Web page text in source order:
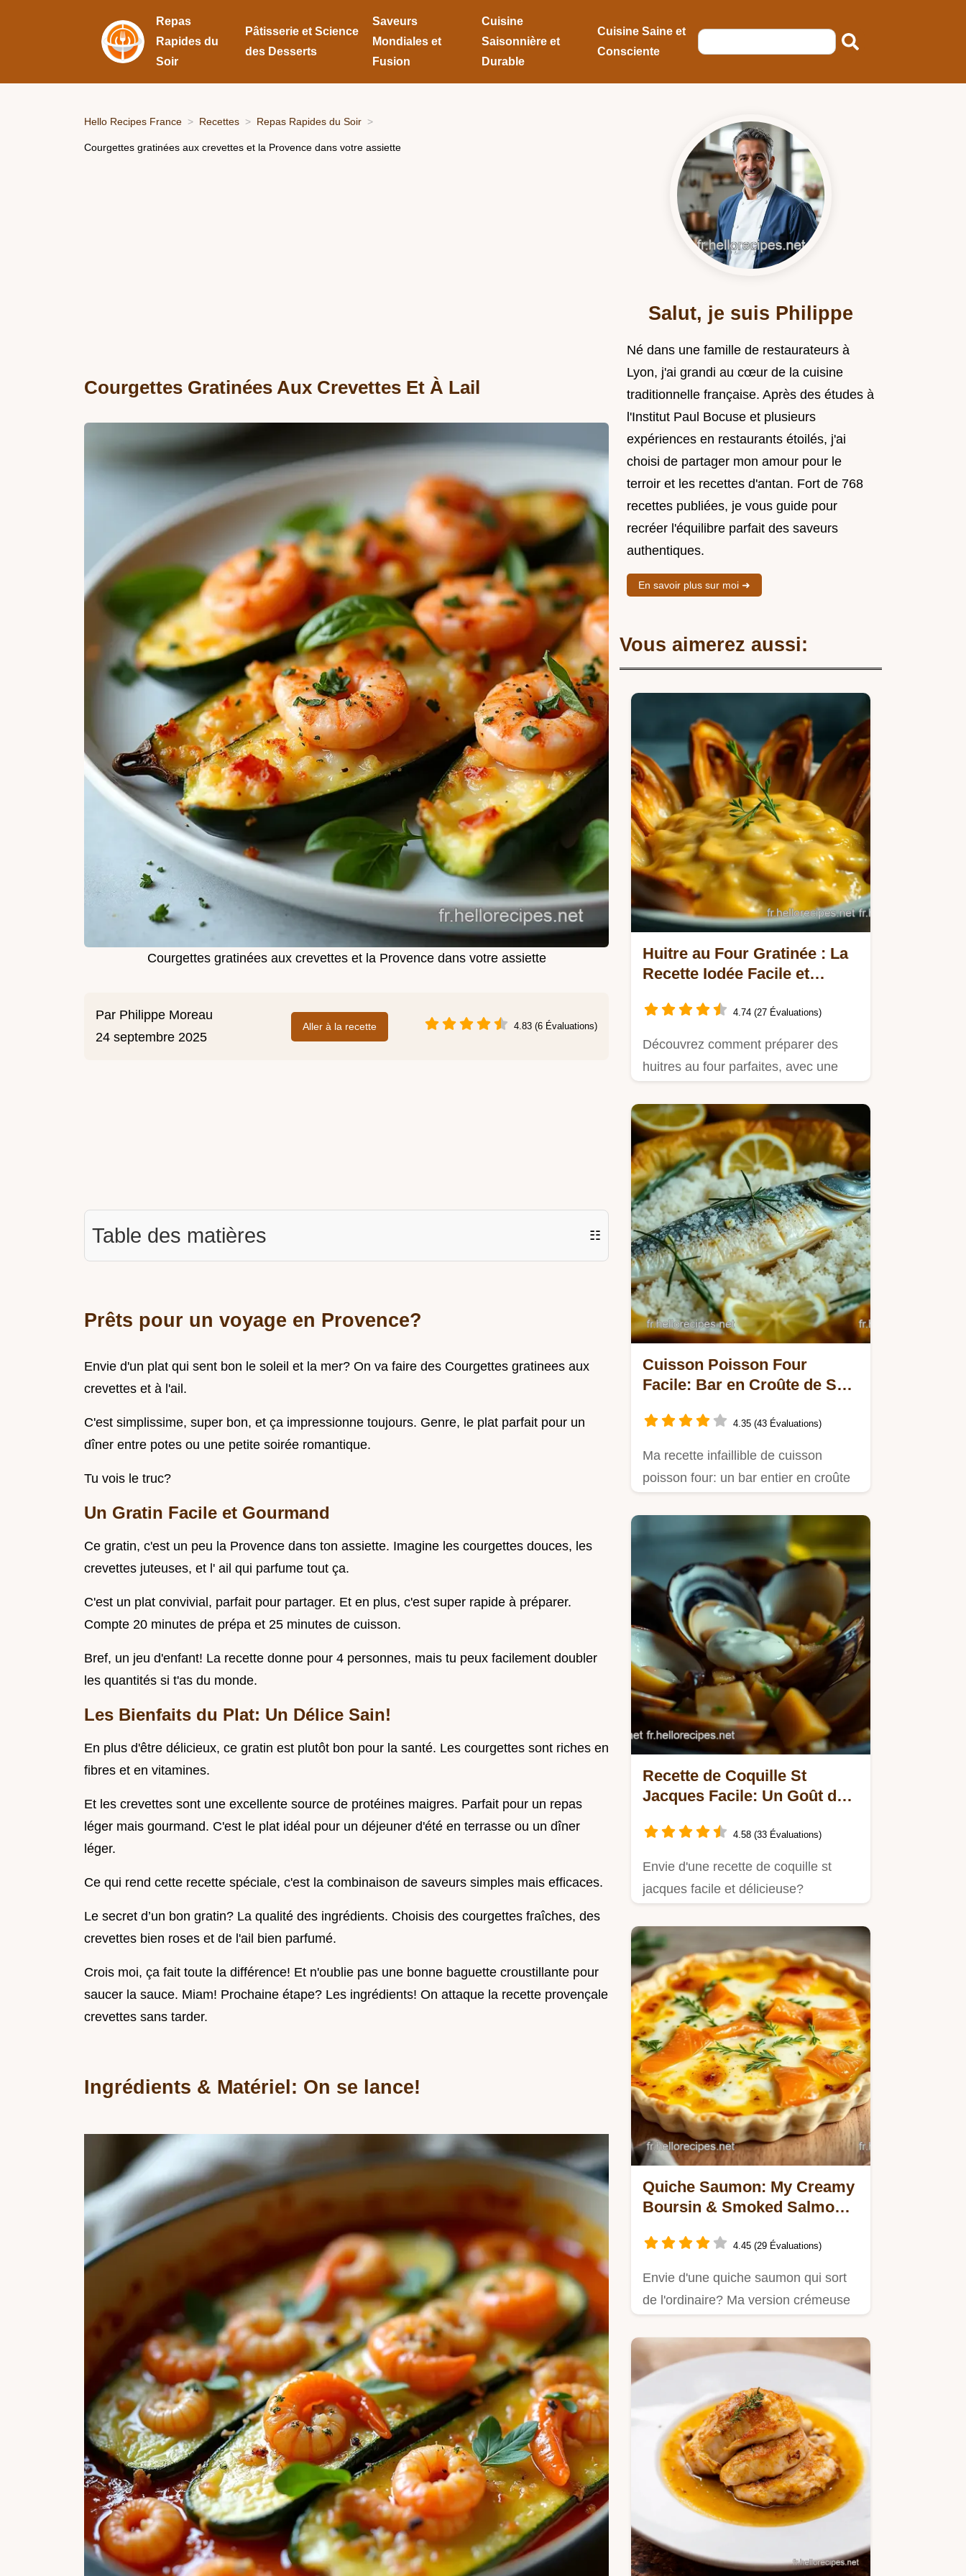
Repas
Rapides du
Soir
Pâtisserie et Science
des Desserts
Saveurs
Mondiales et
Fusion
Cuisine
Saisonnière et
Durable
Cuisine Saine et
Consciente
Hello Recipes France Recettes Repas Rapides du Soir
Courgettes gratinées aux crevettes et la Provence dans votre assiette
Courgettes Gratinées Aux Crevettes Et À Lail
Courgettes gratinées aux crevettes et la Provence dans votre assiette
Par Philippe Moreau
24 septembre 2025
Aller à la recette 4.83 (6 Évaluations)
Table des matières ☷
Prêts pour un voyage en Provence?
Envie d'un plat qui sent bon le soleil et la mer? On va faire des Courgettes gratinees aux
crevettes et à l'ail.
C'est simplissime, super bon, et ça impressionne toujours. Genre, le plat parfait pour un
dîner entre potes ou une petite soirée romantique.
Tu vois le truc?
Un Gratin Facile et Gourmand
Ce gratin, c'est un peu la Provence dans ton assiette. Imagine les courgettes douces, les
crevettes juteuses, et l' ail qui parfume tout ça.
C'est un plat convivial, parfait pour partager. Et en plus, c'est super rapide à préparer.
Compte 20 minutes de prépa et 25 minutes de cuisson.
Bref, un jeu d'enfant! La recette donne pour 4 personnes, mais tu peux facilement doubler
les quantités si t'as du monde.
Les Bienfaits du Plat: Un Délice Sain!
En plus d'être délicieux, ce gratin est plutôt bon pour la santé. Les courgettes sont riches en
fibres et en vitamines.
Et les crevettes sont une excellente source de protéines maigres. Parfait pour un repas
léger mais gourmand. C'est le plat idéal pour un déjeuner d'été en terrasse ou un dîner
léger.
Ce qui rend cette recette spéciale, c'est la combinaison de saveurs simples mais efficaces.
Le secret d’un bon gratin? La qualité des ingrédients. Choisis des courgettes fraîches, des
crevettes bien roses et de l'ail bien parfumé.
Crois moi, ça fait toute la différence! Et n'oublie pas une bonne baguette croustillante pour
saucer la sauce. Miam! Prochaine étape? Les ingrédients! On attaque la recette provençale
crevettes sans tarder.
Ingrédients & Matériel: On se lance!
Salut, je suis Philippe
Né dans une famille de restaurateurs à
Lyon, j'ai grandi au cœur de la cuisine
traditionnelle française. Après des études à
l'Institut Paul Bocuse et plusieurs
expériences en restaurants étoilés, j'ai
choisi de partager mon amour pour le
terroir et les recettes d'antan. Fort de 768
recettes publiées, je vous guide pour
recréer l'équilibre parfait des saveurs
authentiques.
En savoir plus sur moi ➜
Vous aimerez aussi:
Huitre au Four Gratinée : La
Recette Iodée Facile et
4.74 (27 Évaluations)
Découvrez comment préparer des
huitres au four parfaites, avec une
Cuisson Poisson Four
Facile: Bar en Croûte de Sel
4.35 (43 Évaluations)
Ma recette infaillible de cuisson
poisson four: un bar entier en croûte
Recette de Coquille St
Jacques Facile: Un Goût de
4.58 (33 Évaluations)
Envie d'une recette de coquille st
jacques facile et délicieuse?
Quiche Saumon: My Creamy
Boursin & Smoked Salmon
4.45 (29 Évaluations)
Envie d'une quiche saumon qui sort
de l'ordinaire? Ma version crémeuse